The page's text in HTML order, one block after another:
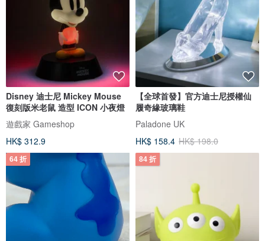
Disney 迪士尼 Mickey Mouse
復刻版米老鼠 造型 ICON 小夜燈
遊戲家 Gameshop
HK$ 312.9
【全球首發】官方迪士尼授權仙
履奇緣玻璃鞋
Paladone UK
HK$ 158.4 HK$ 198.0
64 折 84 折